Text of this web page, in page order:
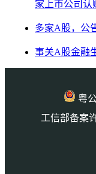
家上市公司认
多家A股，公
事关A股金融
粤
工信部备案